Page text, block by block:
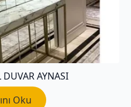
AYNASI
Oku